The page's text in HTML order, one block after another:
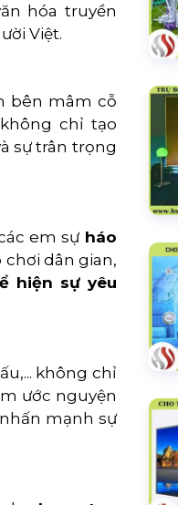
hóa truyền
Việt.
bên mâm cỗ
chỉ tạo
sự trân trọng
em sự háo
dân gian,
hiện sự yêu
không chỉ
ước nguyện
mạnh sự